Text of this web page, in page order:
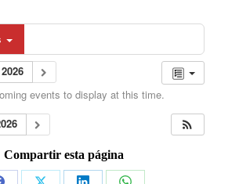
events to display at this time.
Compartir esta página